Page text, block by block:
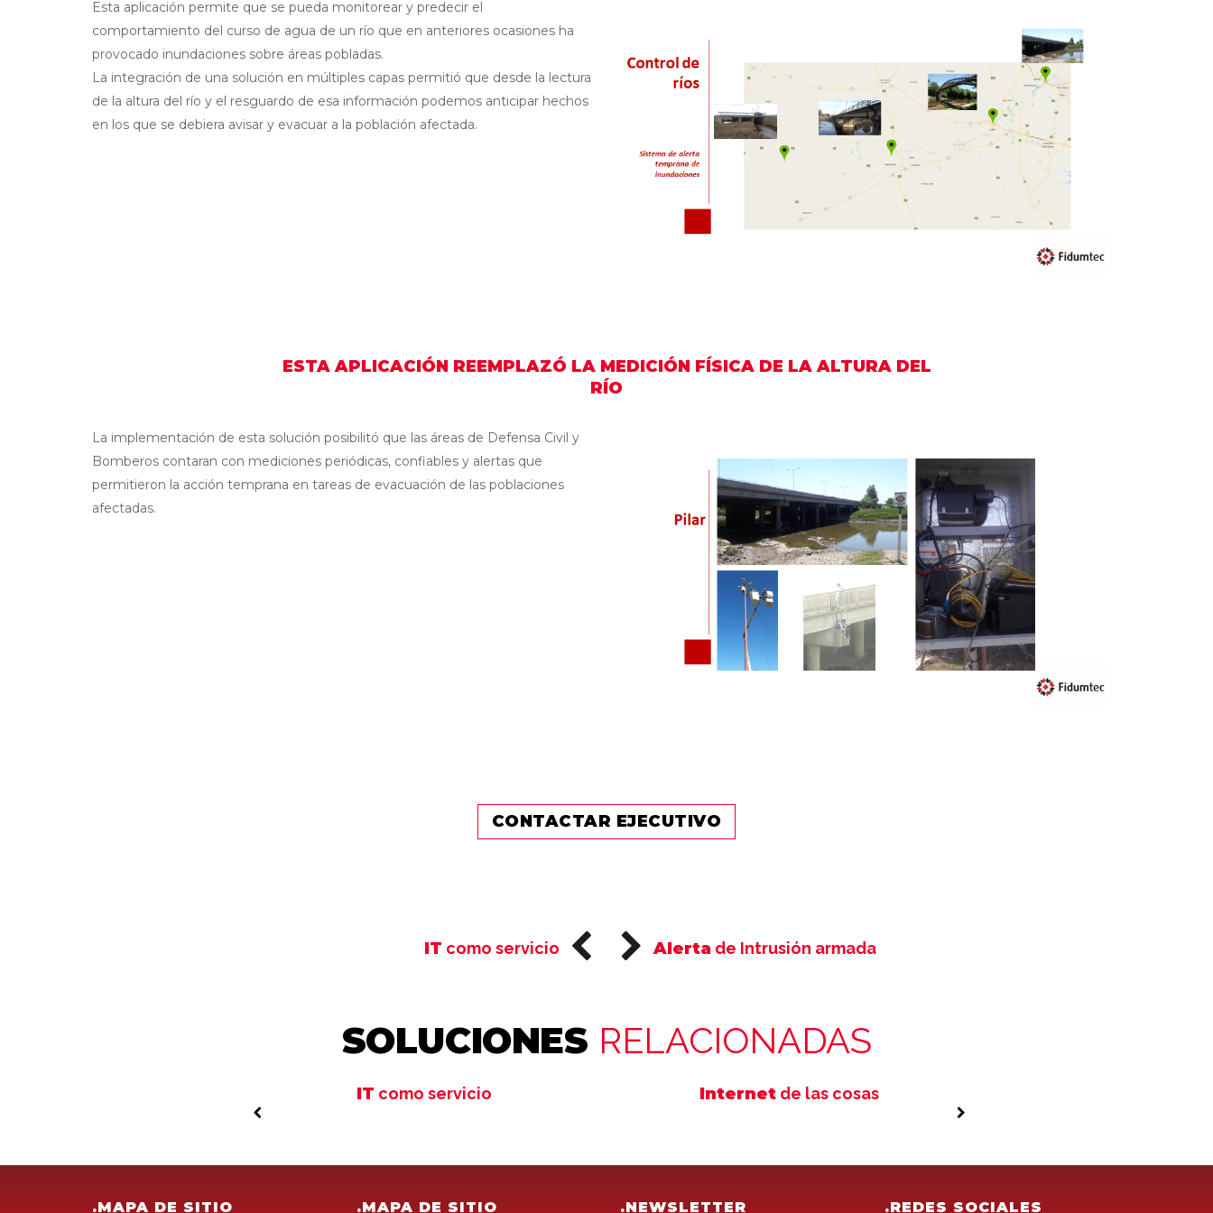
Internet de las cosas
IT como servicio
Monitoreo de redes e infraestructura
Seguridad como un servicio
Seguridad integrada
Esta aplicación permite que se pueda monitorear y predecir el
comportamiento del curso de agua de un río que en anteriores ocasiones ha
provocado inundaciones sobre áreas pobladas.
La integración de una solución en múltiples capas permitió que desde la lectura
de la altura del río y el resguardo de esa información podemos anticipar hechos
en los que se debiera avisar y evacuar a la población afectada.
ESTA APLICACIÓN REEMPLAZÓ LA MEDICIÓN FÍSICA DE LA ALTURA DEL
RÍO
La implementación de esta solución posibilitó que las áreas de Defensa Civil y
Bomberos contaran con mediciones periódicas, confiables y alertas que
permitieron la acción temprana en tareas de evacuación de las poblaciones
afectadas.
CONTACTAR EJECUTIVO
IT como servicio Alertade Intrusión armada
SOLUCIONES RELACIONADAS
IT como servicio Internet de las cosas
.MAPA DE SITIO .MAPA DE SITIO .NEWSLETTER .REDES SOCIALES